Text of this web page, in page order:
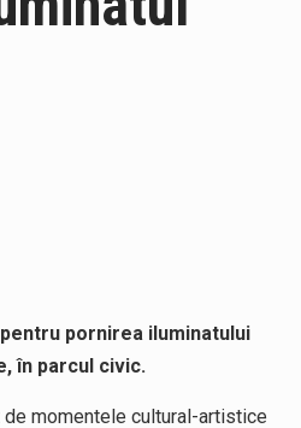
un răspuns pentru cei care s-au
și Cyberint, a mai parcurs
indicele temperatură-
pentru copiii din localitatea
prezenți la manifestările
biodiversității a fost din nou
pornirea iluminatului
în parcul civic.
momentele cultural-artistice